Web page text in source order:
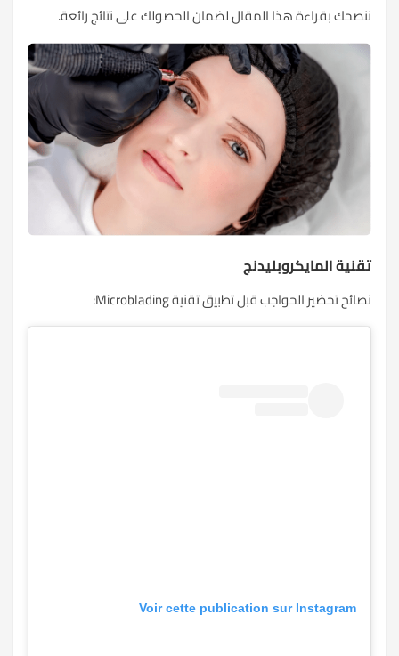
ننصحك بقراءة هذا المقال لضمان الحصولك على نتائج رائعة.
تقنية المايكروبليدنج
نصائح تحضير الحواجب قبل تطبيق تقنية Microblading:
Voir cette publication sur Instagram